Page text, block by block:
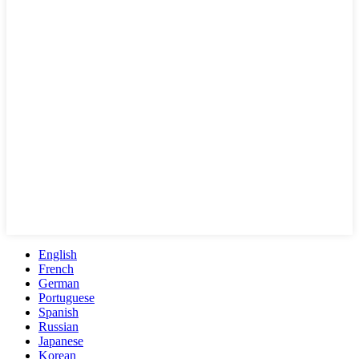
English
French
German
Portuguese
Spanish
Russian
Japanese
Korean